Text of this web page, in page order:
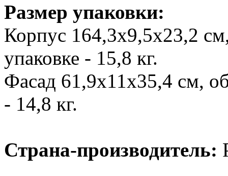
Размер упаковки:
Корпус 164,3х9,5х23,2
упаковке - 15,8 кг.
Фасад 61,9х11х35,4 см,
- 14,8 кг.
Страна-производитель: